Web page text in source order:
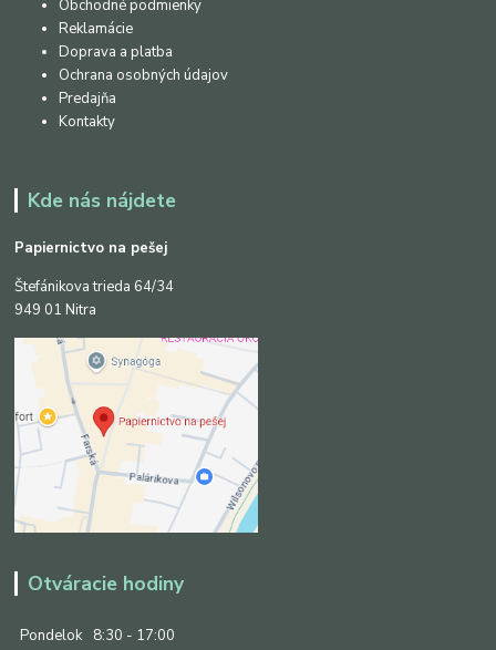
Obchodné podmienky
Reklamácie
Doprava a platba
Ochrana osobných údajov
Predajňa
Kontakty
Kde nás nájdete
Papiernictvo na pešej
Štefánikova trieda 64/34
949 01 Nitra
Otváracie hodiny
Pondelok
8:30 - 17:00